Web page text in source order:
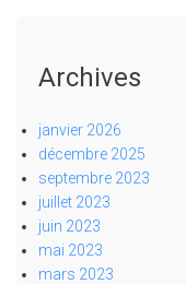
Archives
janvier 2026
décembre 2025
septembre 2023
juillet 2023
juin 2023
mai 2023
mars 2023